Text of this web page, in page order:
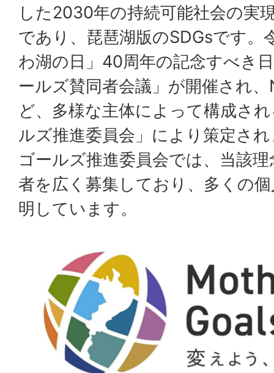
した2030年の持続可能社会の実
であり、琵琶湖版のSDGsです。
わ湖の日」40周年の記念すべき
ールズ賛同者会議」が開催され
ど、多様な主体によって構成さ
ルズ推進委員会」により策定さ
ゴールズ推進委員会では、当該
者を広く募集しており、多くの
明しています。